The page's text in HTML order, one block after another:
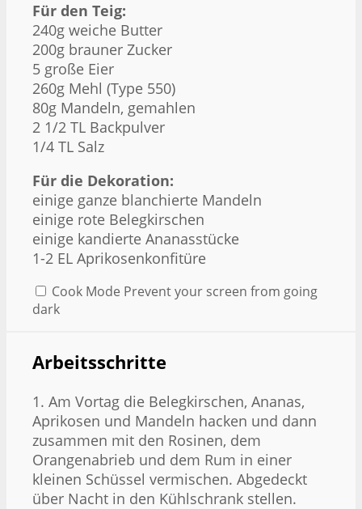
Für den Teig:
240g weiche Butter
200g brauner Zucker
5 große Eier
260g Mehl (Type 550)
80g Mandeln, gemahlen
2 1/2 TL Backpulver
1/4 TL Salz
Für die Dekoration:
einige ganze blanchierte Mandeln
einige rote Belegkirschen
einige kandierte Ananasstücke
1-2 EL Aprikosenkonfitüre
Cook Mode Prevent your screen from going
dark
Arbeitsschritte
1. Am Vortag die Belegkirschen, Ananas,
Aprikosen und Mandeln hacken und dann
zusammen mit den Rosinen, dem
Orangenabrieb und dem Rum in einer
kleinen Schüssel vermischen. Abgedeckt
über Nacht in den Kühlschrank stellen.